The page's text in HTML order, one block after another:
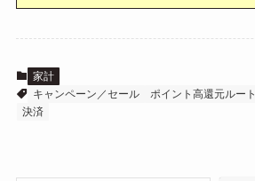
家計
キャンペーン／セール
ポイント高還元ルート
決済